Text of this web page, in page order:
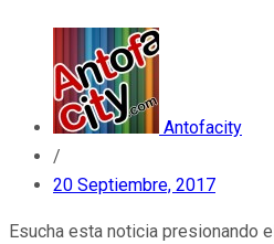
Antofacity
/
20 Septiembre, 2017
Esucha esta noticia presionando